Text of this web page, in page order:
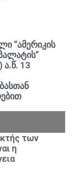
“ამერიკის
ა.წ. 13
των
η